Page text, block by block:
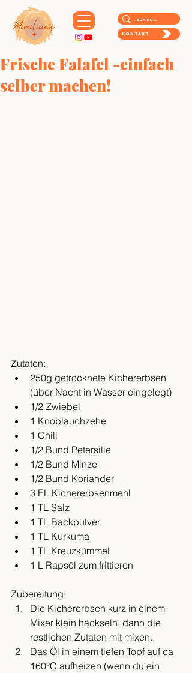
Kontakt
Frische Falafel -einfach
selber machen!
Zutaten:
250g getrocknete Kichererbsen
(über Nacht in Wasser eingelegt)
1/2 Zwiebel
1 Knoblauchzehe
1 Chili
1/2 Bund Petersilie
1/2 Bund Minze
1/2 Bund Koriander
3 EL Kichererbsenmehl
1 TL Salz
1 TL Backpulver
1 TL Kurkuma
1 TL Kreuzkümmel
1 L Rapsöl zum frittieren
Zubereitung:
Die Kichererbsen kurz in einem
Mixer klein häckseln, dann die
restlichen Zutaten mit mixen.
Das Öl in einem tiefen Topf auf ca
160°C aufheizen (wenn du ein